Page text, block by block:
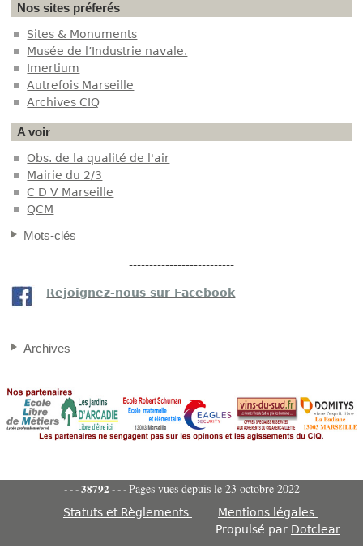
Nos sites préferés
Sites & Monuments
Musée de l’Industrie navale.
Imertium
Autrefois Marseille
Archives CIQ
A voir
Obs. de la qualité de l'air
Mairie du 2/3
C D V Marseille
QCM
Mots-clés
--------------------------
Rejoignez-nous sur Facebook
Archives
- - -38792 - - -Pages vues depuis le 23 octobre 2022
Statuts et Règlements
Mentions légales
Propulsé par Dotclear